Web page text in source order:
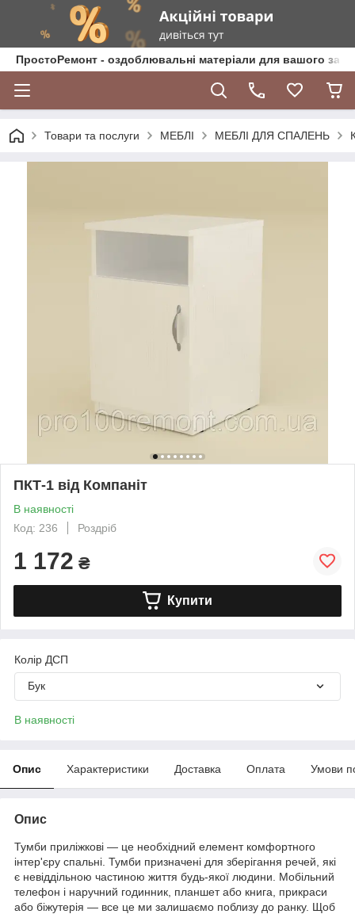
ПростоРемонт - оздоблювальні матеріали для вашого
Товари та послуги МЕБЛІ МЕБЛІ ДЛЯ СПАЛЕНЬ
ПКТ-1 від Компаніт
В наявності
Код: 236
Роздріб
1 172 ₴
Купити
Колір ДСП
Бук
В наявності
Опис Характеристики Доставка Оплата Умови
Опис
Тумби приліжкові — це необхідний елемент комфортного
інтер'єру спальні. Тумби призначені для зберігання речей, які
є невіддільною частиною життя будь-якої людини. Мобільний
телефон і наручний годинник, планшет або книга, прикраси
або біжутерія — все це ми залишаємо поблизу до ранку. Щоб